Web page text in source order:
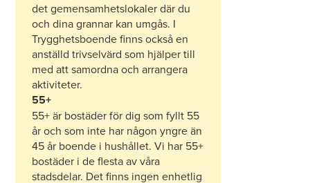
det gemensamhetslokaler där du
och dina grannar kan umgås. I
Trygghetsboende finns också en
anställd trivselvärd som hjälper till
med att samordna och arrangera
aktiviteter.
55+
55+ är bostäder för dig som fyllt 55
år och som inte har någon yngre än
45 år boende i hushållet. Vi har 55+
bostäder i de flesta av våra
stadsdelar. Det finns ingen enhetlig